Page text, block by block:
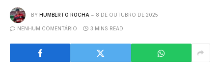
BY HUMBERTO ROCHA 8 DE OUTUBRO DE 2025
NENHUM COMENTÁRIO 3 MINS READ